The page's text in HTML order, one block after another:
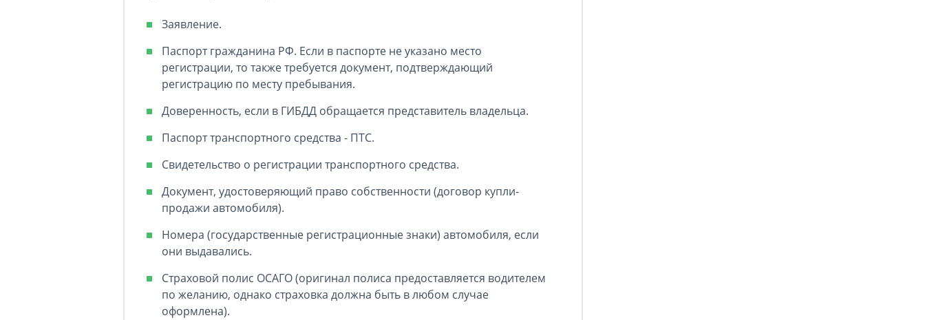
Заявление.
Паспорт гражданина РФ. Если в паспорте не указано место
регистрации, то также требуется документ, подтверждающий
регистрацию по месту пребывания.
Доверенность, если в ГИБДД обращается представитель владельца.
Паспорт транспортного средства - ПТС.
Свидетельство о регистрации транспортного средства.
Документ, удостоверяющий право собственности (договор купли-
продажи автомобиля).
Номера (государственные регистрационные знаки) автомобиля, если
они выдавались.
Страховой полис ОСАГО (оригинал полиса предоставляется водителем
по желанию, однако страховка должна быть в любом случае
оформлена).